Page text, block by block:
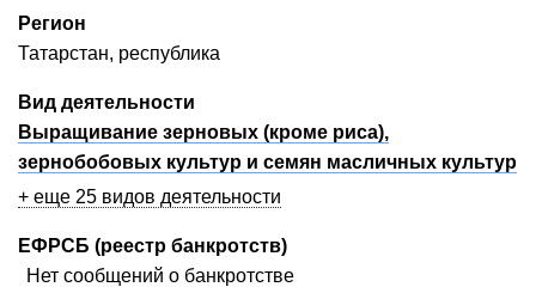
Регион
Татарстан, республика
Вид деятельности
Выращивание зерновых (кроме риса),
зернобобовых культур и семян масличных культур
+ еще 25 видов деятельности
ЕФРСБ (реестр банкротств)
Нет сообщений о банкротстве